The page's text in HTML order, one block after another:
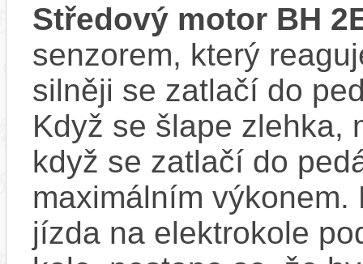
Středový motor BH
senzorem, který
silněji se zatlačí do
Když se šlape zlehka,
když se zatlačí do
maximálním
jízda na elektrokole